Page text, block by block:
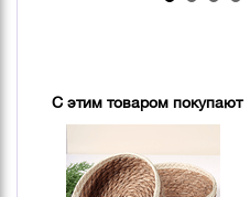
С этим товаром покупают